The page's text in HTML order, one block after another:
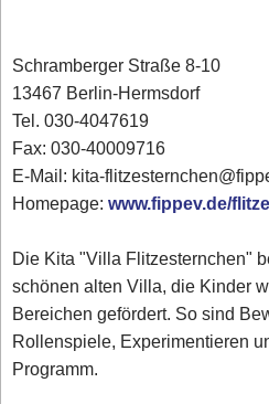
Schramberger Straße 8-10
13467 Berlin-Hermsdorf
Tel. 030-4047619
Fax: 030-40009716
E-Mail: kita-
Homepage:www.fippev.de/
Die Kita "Villa Flitzesternchen"
schönen alten Villa, die Kinder
Bereichen gefördert. So sind
Rollenspiele, Experimentieren
Programm.